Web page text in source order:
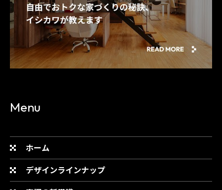
Menu
ホーム
デザインラインナップ